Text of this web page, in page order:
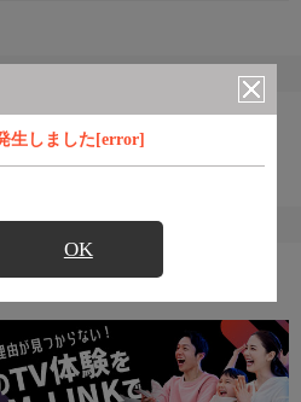
生しました[error]
OK
組